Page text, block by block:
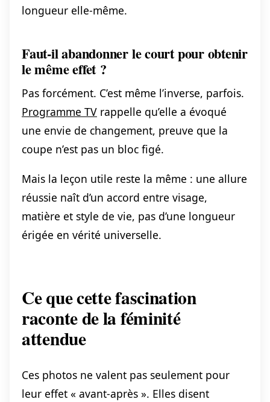
longueur elle-même.
Faut-il abandonner le court pour obtenir
le même effet ?
Pas forcément. C’est même l’inverse, parfois.
Programme TV rappelle qu’elle a évoqué
une envie de changement, preuve que la
coupe n’est pas un bloc figé.
Mais la leçon utile reste la même : une allure
réussie naît d’un accord entre visage,
matière et style de vie, pas d’une longueur
érigée en vérité universelle.
Ce que cette fascination
raconte de la féminité
attendue
Ces photos ne valent pas seulement pour
leur effet « avant-après ». Elles disent